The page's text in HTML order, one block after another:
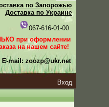
по Запорожью
Доставка по Украине
067-616-01-00
при оформлении
на нашем сайте!
E-mail: zoozp@ukr.net
Вход